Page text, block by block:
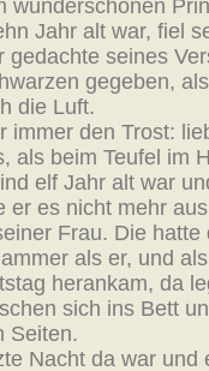
wunderschönen
Jahr alt war, fiel
gedachte seines
gegeben,
die Luft.
immer den Trost:
als beim Teufel im
elf Jahr alt war
er es nicht mehr
Frau. Die hatte
als er, und
herankam, da
sich ins Bett
Seiten.
Nacht da war und